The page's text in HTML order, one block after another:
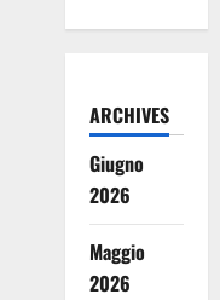
ARCHIVES
Giugno
2026
Maggio
2026